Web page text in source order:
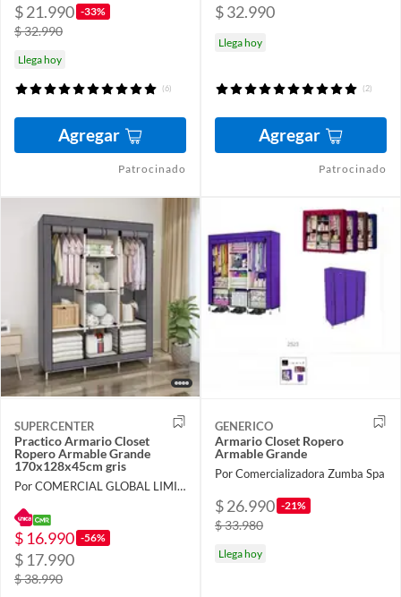
$ 21.990 -33%
$ 32.990
Llega hoy
(6)
Agregar
Patrocinado
$ 32.990
Llega hoy
(2)
Agregar
Patrocinado
SUPERCENTER
Practico Armario Closet
Ropero Armable Grande
170x128x45cm gris
Por COMERCIAL GLOBAL LIMITADA
$ 16.990 -56%
$ 17.990
$ 38.990
GENERICO
Armario Closet Ropero
Armable Grande
Por Comercializadora Zumba Spa
$ 26.990 -21%
$ 33.980
Llega hoy